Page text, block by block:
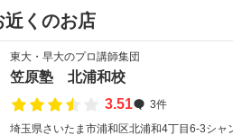
近くのお店
東大・早大のプロ講師集団
笠原塾 北浦和校
3.51
3件
埼玉県さいたま市浦和区北浦和4丁目6-3シャ